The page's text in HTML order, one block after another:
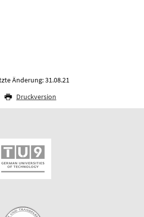
Änderung: 31.08.21
Druckversion